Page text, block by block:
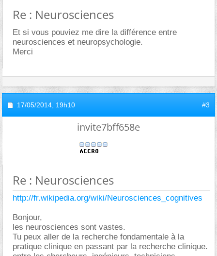
Re : Neurosciences
Et si vous pouviez me dire la différence entre
neurosciences et neuropsychologie.
Merci
17/05/2014, 19h10 #3
invite7bff658e
Re : Neurosciences
http://fr.wikipedia.org/wiki/Neurosciences_cognitives
Bonjour,
les neurosciences sont vastes.
Tu peux aller de la recherche fondamentale à la
pratique clinique en passant par la recherche clinique.